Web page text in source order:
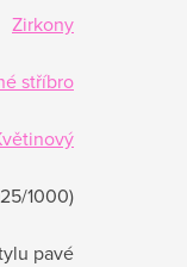
Zirkony
stříbro
1000)
pavé